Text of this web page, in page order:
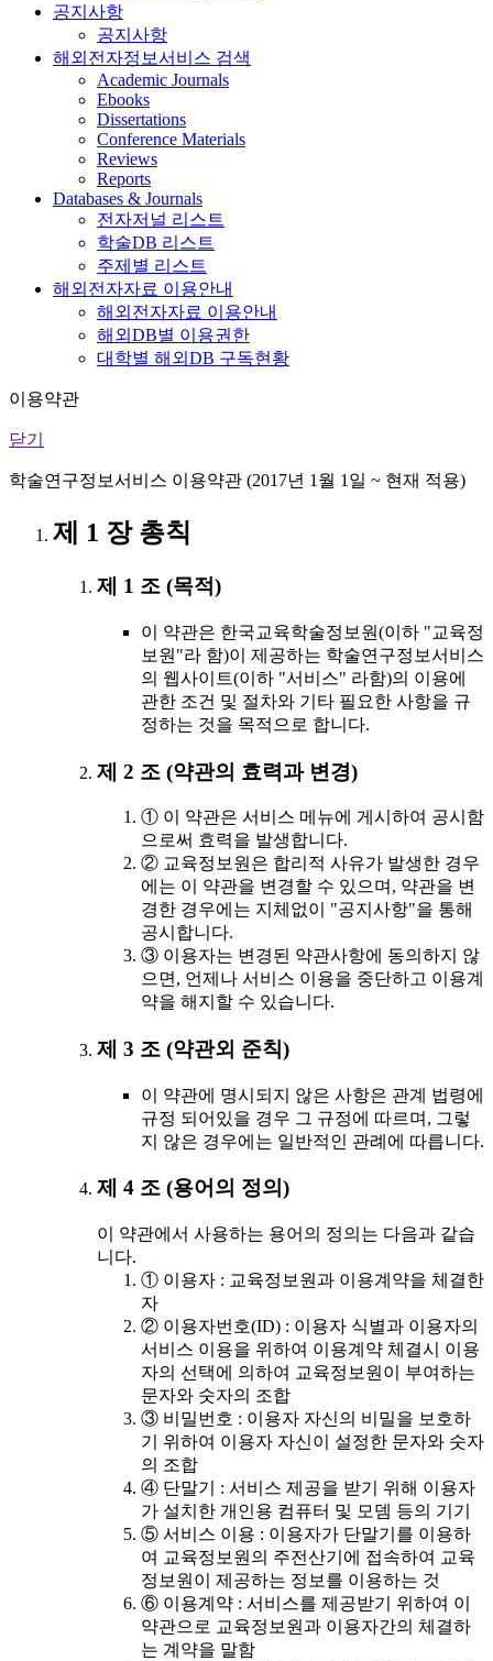
공지사항
공지사항
해외전자정보서비스 검색
Academic Journals
Ebooks
Dissertations
Conference Materials
Reviews
Reports
Databases & Journals
전자저널 리스트
학술DB 리스트
주제별 리스트
해외전자자료 이용안내
해외전자자료 이용안내
해외DB별 이용권한
대학별 해외DB 구독현황
이용약관
닫기
학술연구정보서비스 이용약관 (2017년 1월 1일 ~ 현재 적용)
제 1 장 총칙
제 1 조 (목적)
이 약관은 한국교육학술정보원(이하 "교육정
보원"라 함)이 제공하는 학술연구정보서비스
의 웹사이트(이하 "서비스" 라함)의 이용에
관한 조건 및 절차와 기타 필요한 사항을 규
정하는 것을 목적으로 합니다.
제 2 조 (약관의 효력과 변경)
① 이 약관은 서비스 메뉴에 게시하여 공시함
으로써 효력을 발생합니다.
② 교육정보원은 합리적 사유가 발생한 경우
에는 이 약관을 변경할 수 있으며, 약관을 변
경한 경우에는 지체없이 "공지사항"을 통해
공시합니다.
③ 이용자는 변경된 약관사항에 동의하지 않
으면, 언제나 서비스 이용을 중단하고 이용계
약을 해지할 수 있습니다.
제 3 조 (약관외 준칙)
이 약관에 명시되지 않은 사항은 관계 법령에
규정 되어있을 경우 그 규정에 따르며, 그렇
지 않은 경우에는 일반적인 관례에 따릅니다.
제 4 조 (용어의 정의)
이 약관에서 사용하는 용어의 정의는 다음과 같습
니다.
① 이용자 : 교육정보원과 이용계약을 체결한
자
② 이용자번호(ID) : 이용자 식별과 이용자의
서비스 이용을 위하여 이용계약 체결시 이용
자의 선택에 의하여 교육정보원이 부여하는
문자와 숫자의 조합
③ 비밀번호 : 이용자 자신의 비밀을 보호하
기 위하여 이용자 자신이 설정한 문자와 숫자
의 조합
④ 단말기 : 서비스 제공을 받기 위해 이용자
가 설치한 개인용 컴퓨터 및 모뎀 등의 기기
⑤ 서비스 이용 : 이용자가 단말기를 이용하
여 교육정보원의 주전산기에 접속하여 교육
정보원이 제공하는 정보를 이용하는 것
⑥ 이용계약 : 서비스를 제공받기 위하여 이
약관으로 교육정보원과 이용자간의 체결하
는 계약을 말함